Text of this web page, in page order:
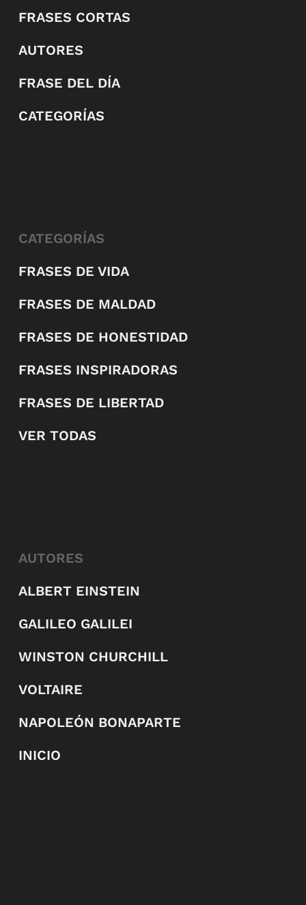
FRASES CORTAS
AUTORES
FRASE DEL DÍA
CATEGORÍAS
CATEGORÍAS
FRASES DE VIDA
FRASES DE MALDAD
FRASES DE HONESTIDAD
FRASES INSPIRADORAS
FRASES DE LIBERTAD
VER TODAS
AUTORES
ALBERT EINSTEIN
GALILEO GALILEI
WINSTON CHURCHILL
VOLTAIRE
NAPOLEÓN BONAPARTE
INICIO